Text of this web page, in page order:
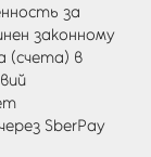
за
законному
(счета) в
SberPay